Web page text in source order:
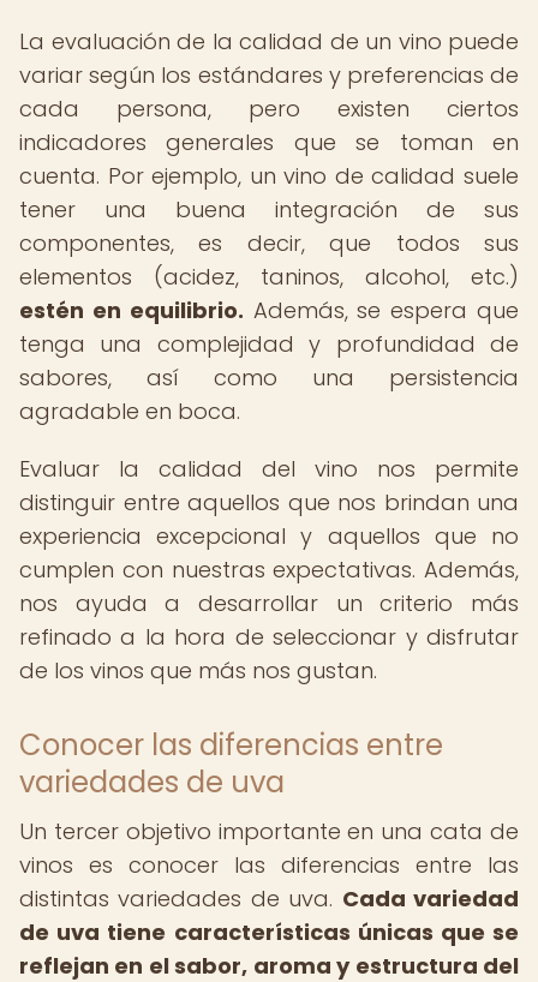
La evaluación de la calidad de un vino puede
variar según los estándares y preferencias de
cada persona, pero existen ciertos
indicadores generales que se toman en
cuenta. Por ejemplo, un vino de calidad suele
tener una buena integración de sus
componentes, es decir, que todos sus
elementos (acidez, taninos, alcohol, etc.)
estén en equilibrio. Además, se espera que
tenga una complejidad y profundidad de
sabores, así como una persistencia
agradable en boca.
Evaluar la calidad del vino nos permite
distinguir entre aquellos que nos brindan una
experiencia excepcional y aquellos que no
cumplen con nuestras expectativas. Además,
nos ayuda a desarrollar un criterio más
refinado a la hora de seleccionar y disfrutar
de los vinos que más nos gustan.
Conocer las diferencias entre
variedades de uva
Un tercer objetivo importante en una cata de
vinos es conocer las diferencias entre las
distintas variedades de uva. Cada variedad
de uva tiene características únicas que se
reflejan en el sabor, aroma y estructura del